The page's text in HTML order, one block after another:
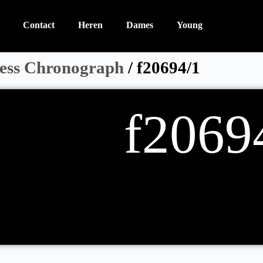
Contact Heren Dames Young
Chronograph / f20694/1